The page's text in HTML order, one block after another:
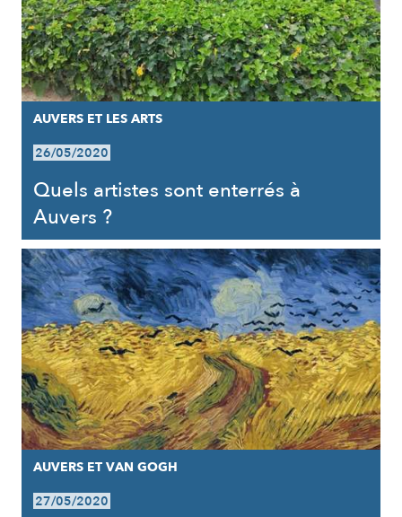
AUVERS ET LES ARTS
26/05/2020
Quels artistes sont enterrés à
Auvers ?
AUVERS ET VAN GOGH
27/05/2020